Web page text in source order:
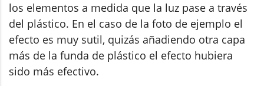
los elementos a medida que la luz pase a través
del plástico. En el caso de la foto de ejemplo el
efecto es muy sutil, quizás añadiendo otra capa
más de la funda de plástico el efecto hubiera
sido más efectivo.